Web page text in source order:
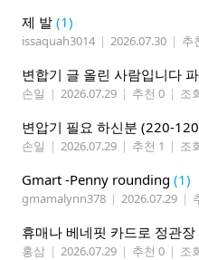
제 발 (1)
issaquah3014 | 2026.07.30 | 추
손일 | 2026.07.29 | 추천 0 | 조
변압기 필요 하신분 (220-
손일 | 2026.07.29 | 추천 1 | 조
Gmart -Penny rounding (1)
gmamalynn378 | 2026.07.29 |
휴매나 베네핏 카드로 정관
홍삼 | 2026.07.29 | 추천 0 | 조